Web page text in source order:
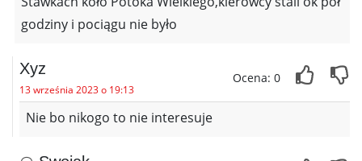
godziny i pociągu nie było
Xyz
13 września 2023 o 19:13
Ocena: 0
Nie bo nikogo to nie interesuje